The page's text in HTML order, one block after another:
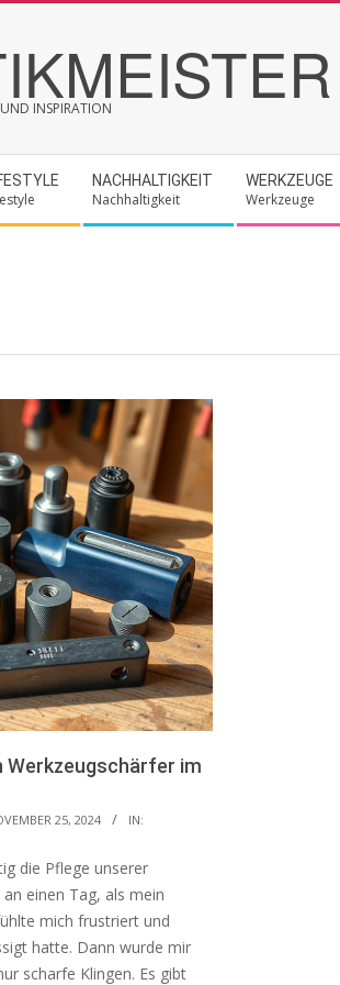
INSPIRATION
NACHHALTIGKEIT
Nachhaltigkeit
WERKZEUGE
Werkzeuge
Werkzeugschärfer im
25, 2024
IN:
die Pflege unserer
einen Tag, als mein
mich frustriert und
hatte. Dann wurde mir
scharfe Klingen. Es gibt